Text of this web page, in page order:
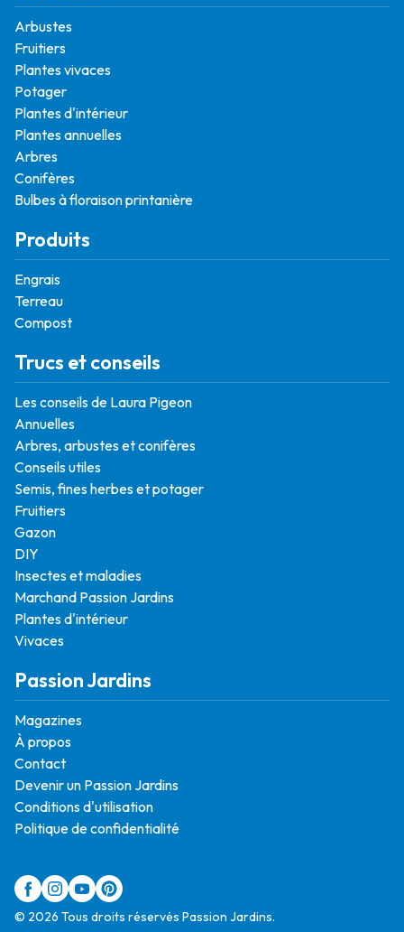
Arbustes
Fruitiers
Plantes vivaces
Potager
Plantes d'intérieur
Plantes annuelles
Arbres
Conifères
Bulbes à floraison printanière
Produits
Engrais
Terreau
Compost
Trucs et conseils
Les conseils de Laura Pigeon
Annuelles
Arbres, arbustes et conifères
Conseils utiles
Semis, fines herbes et potager
Fruitiers
Gazon
DIY
Insectes et maladies
Marchand Passion Jardins
Plantes d'intérieur
Vivaces
Passion Jardins
Magazines
À propos
Contact
Devenir un Passion Jardins
Conditions d'utilisation
Politique de confidentialité
© 2026 Tous droits réservés Passion Jardins.